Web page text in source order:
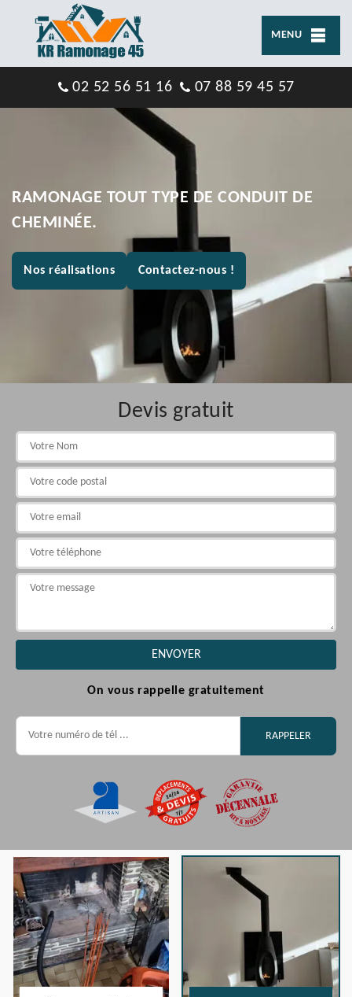
MENU
02 52 56 51 16 07 88 59 45 57
RAMONAGE TOUT TYPE DE CONDUIT DE
CHEMINÉE.
Nos réalisations Contactez-nous !
Devis gratuit
On vous rappelle gratuitement